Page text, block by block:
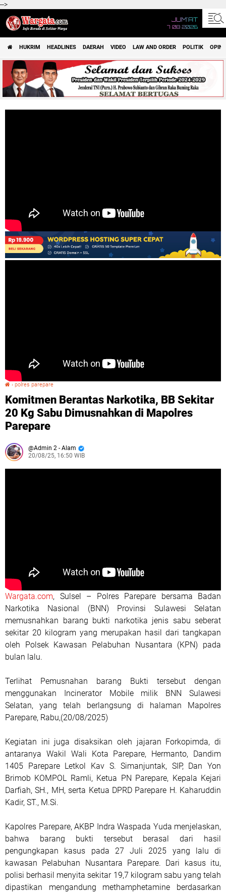
-->
JUM'AT
7 08 2026
HUKRIM HEADLINES DAERAH VIDEO LAW AND ORDER POLITIK OPINI
› polres parepare
Komitmen Berantas Narkotika, BB Sekitar
20 Kg Sabu Dimusnahkan di Mapolres
Parepare
Admin 2 - Alam
20/08/25, 16:50 WIB
Wargata.com, Sulsel – Polres Parepare bersama Badan
Narkotika Nasional (BNN) Provinsi Sulawesi Selatan
memusnahkan barang bukti narkotika jenis sabu seberat
sekitar 20 kilogram yang merupakan hasil dari tangkapan
oleh Polsek Kawasan Pelabuhan Nusantara (KPN) pada
bulan lalu.
Terlihat Pemusnahan barang Bukti tersebut dengan
menggunakan Incinerator Mobile milik BNN Sulawesi
Selatan, yang telah berlangsung di halaman Mapolres
Parepare, Rabu,(20/08/2025)
Kegiatan ini juga disaksikan oleh jajaran Forkopimda, di
antaranya Wakil Wali Kota Parepare, Hermanto, Dandim
1405 Parepare Letkol Kav S. Simanjuntak, SIP, Dan Yon
Brimob KOMPOL Ramli, Ketua PN Parepare, Kepala Kejari
Darfiah, SH., MH, serta Ketua DPRD Parepare H. Kaharuddin
Kadir, ST., M.Si.
Kapolres Parepare, AKBP Indra Waspada Yuda menjelaskan,
bahwa barang bukti tersebut berasal dari hasil
pengungkapan kasus pada 27 Juli 2025 yang lalu di
kawasan Pelabuhan Nusantara Parepare. Dari kasus itu,
polisi berhasil menyita sekitar 19,7 kilogram sabu yang telah
dipastikan mengandung methamphetamine berdasarkan